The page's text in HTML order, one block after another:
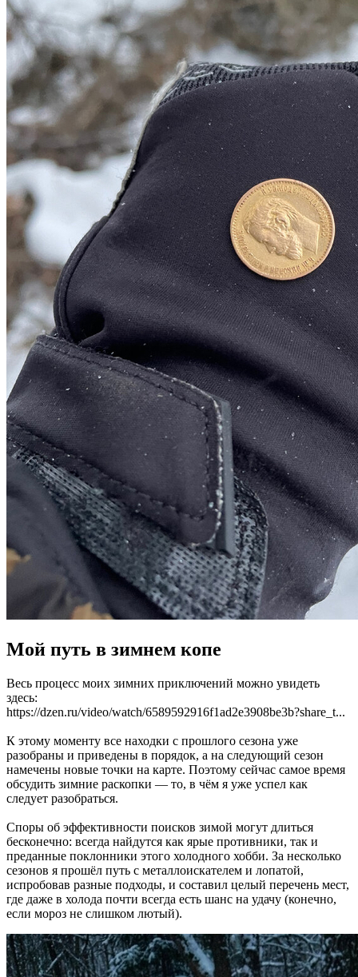
Мой путь в зимнем копе
Весь процесс моих зимних приключений можно увидеть
здесь:
https://dzen.ru/video/watch/6589592916f1ad2e3908be3b?share_t...
К этому моменту все находки с прошлого сезона уже
разобраны и приведены в порядок, а на следующий сезон
намечены новые точки на карте. Поэтому сейчас самое время
обсудить зимние раскопки — то, в чём я уже успел как
следует разобраться.
Споры об эффективности поисков зимой могут длиться
бесконечно: всегда найдутся как ярые противники, так и
преданные поклонники этого холодного хобби. За несколько
сезонов я прошёл путь с металлоискателем и лопатой,
испробовав разные подходы, и составил целый перечень мест,
где даже в холода почти всегда есть шанс на удачу (конечно,
если мороз не слишком лютый).